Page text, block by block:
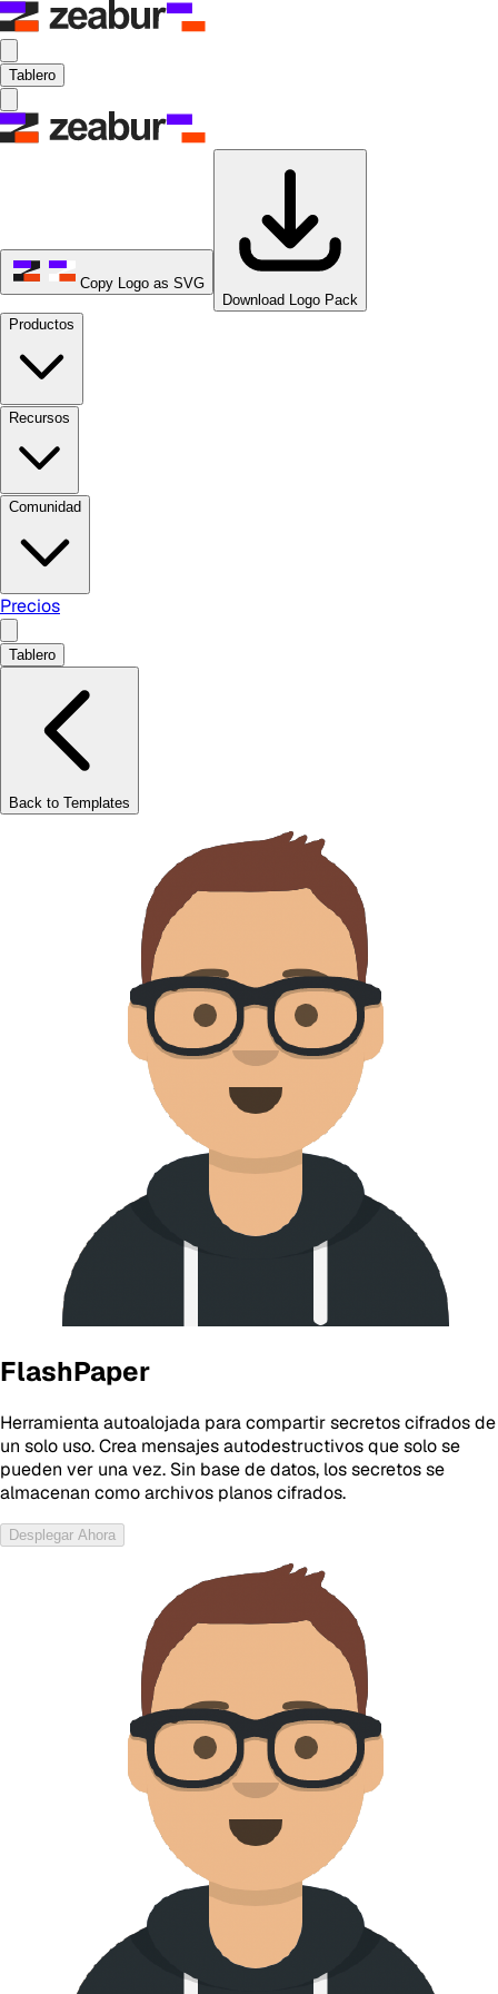
Tablero
Copy Logo as SVG
Download Logo Pack
Productos
Recursos
Comunidad
Precios
Tablero
Back to Templates
FlashPaper
Herramienta autoalojada para compartir secretos cifrados de
un solo uso. Crea mensajes autodestructivos que solo se
pueden ver una vez. Sin base de datos, los secretos se
almacenan como archivos planos cifrados.
Desplegar Ahora